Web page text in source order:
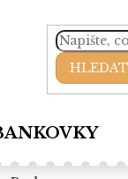
HLEDAT